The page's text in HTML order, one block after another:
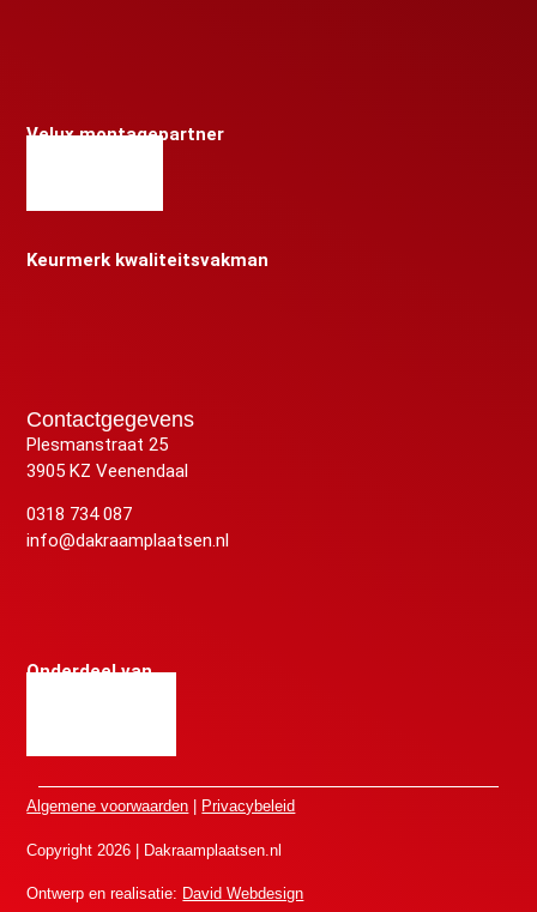
Velux montagepartner
Keurmerk kwaliteitsvakman
Contactgegevens
Plesmanstraat 25
3905 KZ Veenendaal
0318 734 087
info@dakraamplaatsen.nl
Onderdeel van
Ontwerp en realisatie: David Webdesign
Algemene voorwaarden Privacybeleid
Copyright 2026 | Dakraamplaatsen.nl